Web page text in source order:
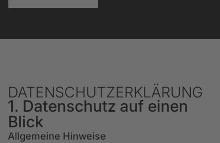
DATENSCHUTZ­ERKLÄRUNG
1. Datenschutz auf einen
Blick
Allgemeine Hinweise